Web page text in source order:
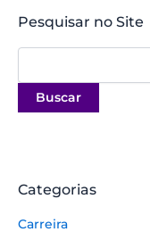
Pesquisar no Site
Categorias
Carreira